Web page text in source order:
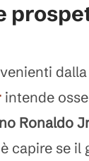
intende
Ronaldo
capire se il